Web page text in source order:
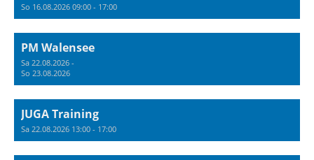
So 16.08.2026 09:00 - 17:00
PM Walensee
Sa 22.08.2026 -
So 23.08.2026
JUGA Training
Sa 22.08.2026 13:00 - 17:00